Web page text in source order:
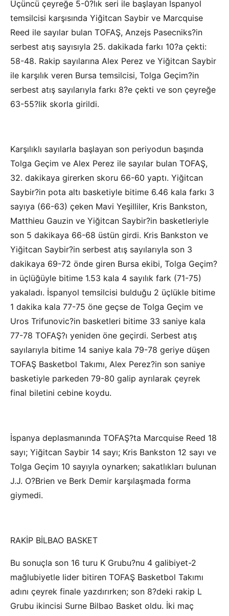
Üçüncü çeyreğe 5-0?lık seri ile başlayan İspanyol
temsilcisi karşısında Yiğitcan Saybir ve Marcquise
Reed ile sayılar bulan TOFAŞ, Anzejs Pasecniks?in
serbest atış sayısıyla 25. dakikada farkı 10?a çekti:
58-48. Rakip sayılarına Alex Perez ve Yiğitcan Saybir
ile karşılık veren Bursa temsilcisi, Tolga Geçim?in
serbest atış sayılarıyla farkı 8?e çekti ve son çeyreğe
63-55?lik skorla girildi.
Karşılıklı sayılarla başlayan son periyodun başında
Tolga Geçim ve Alex Perez ile sayılar bulan TOFAŞ,
32. dakikaya girerken skoru 66-60 yaptı. Yiğitcan
Saybir?in pota altı basketiyle bitime 6.46 kala farkı 3
sayıya (66-63) çeken Mavi Yeşilliler, Kris Bankston,
Matthieu Gauzin ve Yiğitcan Saybir?in basketleriyle
son 5 dakikaya 66-68 üstün girdi. Kris Bankston ve
Yiğitcan Saybir?in serbest atış sayılarıyla son 3
dakikaya 69-72 önde giren Bursa ekibi, Tolga Geçim?
in üçlüğüyle bitime 1.53 kala 4 sayılık fark (71-75)
yakaladı. İspanyol temsilcisi bulduğu 2 üçlükle bitime
1 dakika kala 77-75 öne geçse de Tolga Geçim ve
Uros Trifunovic?in basketleri bitime 33 saniye kala
77-78 TOFAŞ?ı yeniden öne geçirdi. Serbest atış
sayılarıyla bitime 14 saniye kala 79-78 geriye düşen
TOFAŞ Basketbol Takımı, Alex Perez?in son saniye
basketiyle parkeden 79-80 galip ayrılarak çeyrek
final biletini cebine koydu.
İspanya deplasmanında TOFAŞ?ta Marcquise Reed 18
sayı; Yiğitcan Saybir 14 sayı; Kris Bankston 12 sayı ve
Tolga Geçim 10 sayıyla oynarken; sakatlıkları bulunan
J.J. O?Brien ve Berk Demir karşılaşmada forma
giymedi.
RAKİP BİLBAO BASKET
Bu sonuçla son 16 turu K Grubu?nu 4 galibiyet-2
mağlubiyetle lider bitiren TOFAŞ Basketbol Takımı
adını çeyrek finale yazdırırken; son 8?deki rakip L
Grubu ikincisi Surne Bilbao Basket oldu. İki maç